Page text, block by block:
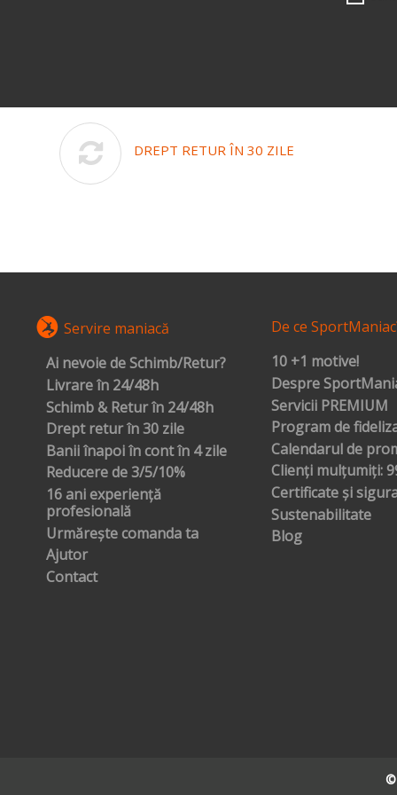
DREPT RETUR ÎN 30 ZILE
Servire maniacă
Ai nevoie de Schimb/Retur?
Livrare în 24/48h
Schimb & Retur în 24/48h
Drept retur în 30 zile
Banii înapoi în cont în 4 zile
Reducere de 3/5/10%
16 ani experiență
profesională
Urmărește comanda ta
Ajutor
Contact
De ce
10 +1 motive!
Despre
Servicii PREMIUM
Program de
Calendarul de
Clienți mulțumiți:
Certificate și
Sustenabilitate
Blog
©